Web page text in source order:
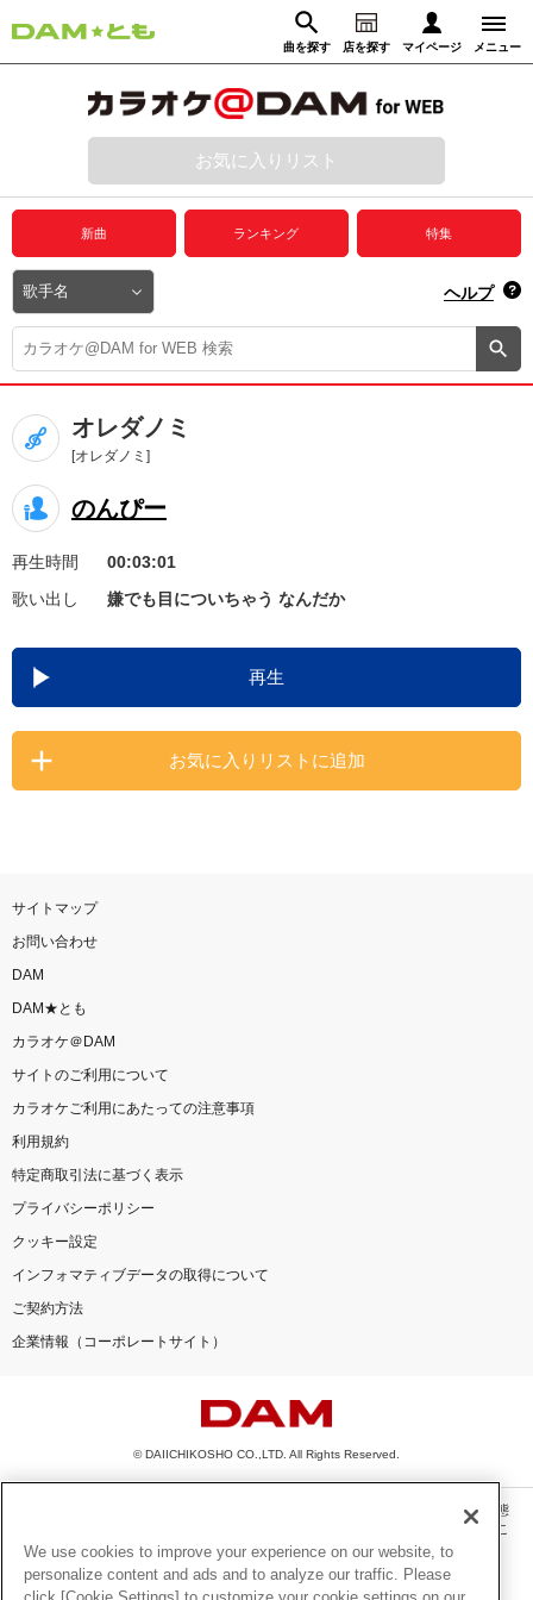
曲を探す 店を探す マイページ メニュー
動画からさがす 録音からさがす
ログイン
プレミアムサービス
DAM★とも動画
DAM★とも録音
カラオケ＠DAM
ユーザー検索
キャンペーン
お知らせ よくあるご質問
DAMの新曲・ランキングなど
カラオケ最新情報をチェック！
お気に入りリスト
新曲 ランキング 特集
ヘルプ
オレダノミ
[オレダノミ]
のんぴー
再生時間
00:03:01
歌い出し
嫌でも目についちゃう なんだか
再生
お気に入りリストに追加
サイトマップ
お問い合わせ
DAM
DAM★とも
カラオケ＠DAM
サイトのご利用について
カラオケご利用にあたっての注意事項
利用規約
特定商取引法に基づく表示
プライバシーポリシー
クッキー設定
インフォマティブデータの取得について
ご契約方法
企業情報（コーポレートサイト）
© DAIICHIKOSHO CO.,LTD. All Rights Reserved.
このサイトに掲載されている一切の文章・画像・写真・動画・音声等を、手段や形態
を問わず、著作権法の定める範囲を超えて無断で複製、転載、ファイル化などするこ
とを禁じます。
楽曲及びコンテンツは、機種によりご利用いただけない場合があります。
We use cookies to improve your experience on our website, to
personalize content and ads and to analyze our traffic. Please